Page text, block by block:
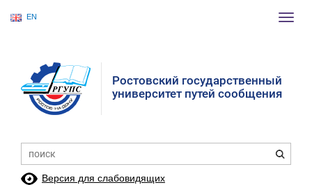
EN
Ростовский государственный
университет путей сообщения
Версия для слабовидящих